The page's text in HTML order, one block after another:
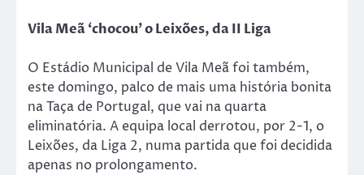
Vila Meã ‘chocou’ o Leixões, da II Liga
O Estádio Municipal de Vila Meã foi também,
este domingo, palco de mais uma história bonita
na Taça de Portugal, que vai na quarta
eliminatória. A equipa local derrotou, por 2-1, o
Leixões, da Liga 2, numa partida que foi decidida
apenas no prolongamento.